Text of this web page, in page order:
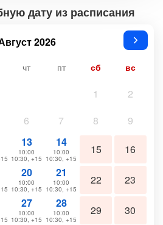
дату из расписания
2026
чт пт сб вс
1
2
6 7 8 9
13
10:00
10:30, +15
14
10:00
10:30, +15
15
16
20
10:00
10:30, +15
21
10:00
10:30, +15
22
23
27
10:00
10:30, +15
28
10:00
10:30, +15
29
30